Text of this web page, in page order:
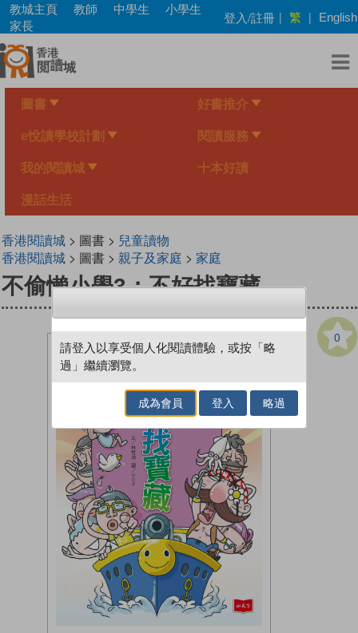
Skip
main
content
教城主頁 教師 中學生
小學生
家長
登入/註冊 | 繁 | English
圖書 好書推介
e悅讀學校計劃 閱讀服務
我的閱讀城 十本好讀
漫話生活
香港閱讀城> 圖書 > 兒童讀物
香港閱讀城> 圖書 > 親子及家庭 > 家庭
不偷懶小學3：不好找寶藏
0
請登入以享受個人化閱讀體驗，或按「略
過」繼續瀏覽。
成為會員 登入 略過